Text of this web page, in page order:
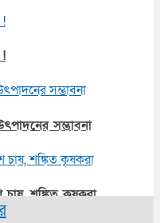
সম্ভাবনা
চাষ, শঙ্কিত কৃষকরা